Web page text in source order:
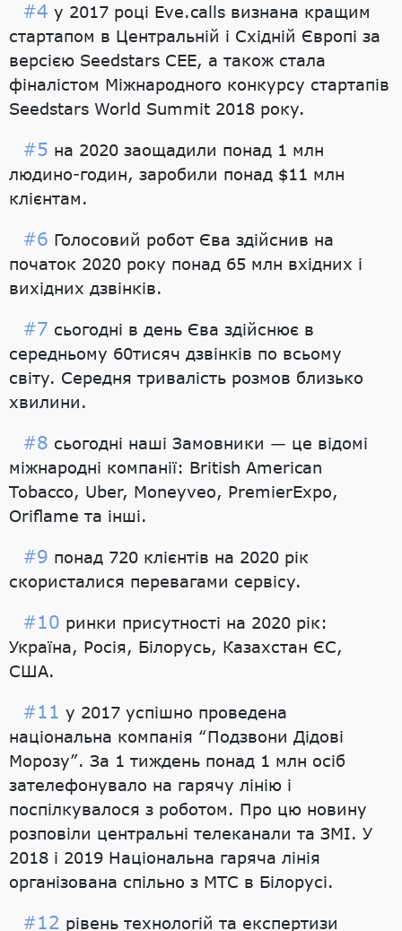
#4 у 2017 році Eve.calls визнана кращим
стартапом в Центральній і Східній Європі за
версією Seedstars CEE, а також стала
фіналістом Міжнародного конкурсу стартапів
Seedstars World Summit 2018 року.
#5 на 2020 заощадили понад 1 млн
людино-годин, заробили понад $11 млн
клієнтам.
#6 Голосовий робот Єва здійснив на
початок 2020 року понад 65 млн вхідних і
вихідних дзвінків.
#7 сьогодні в день Єва здійснює в
середньому 60тисяч дзвінків по всьому
світу. Середня тривалість розмов близько
хвилини.
#8 сьогодні наші Замовники — це відомі
міжнародні компанії: British American
Tobacco, Uber, Moneyveo, PremierExpo,
Oriflame та інші.
#9 понад 720 клієнтів на 2020 рік
скористалися перевагами сервісу.
#10 ринки присутності на 2020 рік:
Україна, Росія, Білорусь, Казахстан ЄС,
США.
#11 у 2017 успішно проведена
національна компанія “Подзвони Дідові
Морозу”. За 1 тиждень понад 1 млн осіб
зателефонувало на гарячу лінію і
поспілкувалося з роботом. Про цю новину
розповіли центральні телеканали та ЗМІ. У
2018 і 2019 Національна гаряча лінія
організована спільно з МТС в Білорусі.
#12 рівень технологій та експертизи